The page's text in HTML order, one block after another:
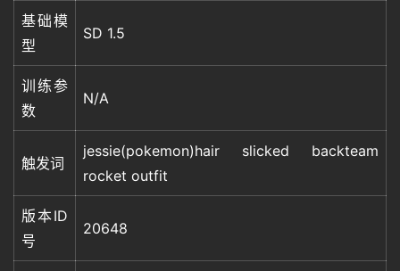
基础模
型
SD 1.5
训练参
数
N/A
触发词
jessie(pokemon)hair slicked backteam
rocket outfit
版本ID
号
20648